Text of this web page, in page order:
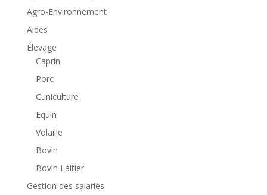
Agro-Environnement
Aides
Élevage
Caprin
Porc
Cuniculture
Equin
Volaille
Bovin
Bovin Laitier
Gestion des salariés